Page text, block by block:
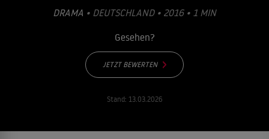
DRAMA • DEUTSCHLAND • 2016 • 1 MIN
Gesehen?
JETZT BEWERTEN
Stand: 13.03.2026